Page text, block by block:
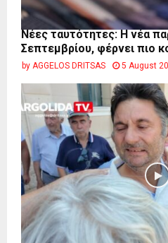
Νέες ταυτότητες: Η νέα
Σεπτεμβρίου, φέρνει πιο
by AGGELOS DRITSAS 5 August